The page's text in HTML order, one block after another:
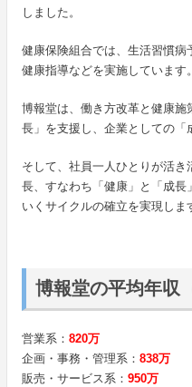
しました。
健康保険組合では、生活習慣
健康指導などを実施しています。
博報堂は、働き方改革と健康
長」を支援し、企業としての「
そして、社員一人ひとりが活
長、すなわち「健康」と「成
いくサイクルの確立を実現しま
博報堂の平均年収
営業系： 820万
企画・事務・管理系： 838万
販売・サービス系： 950万